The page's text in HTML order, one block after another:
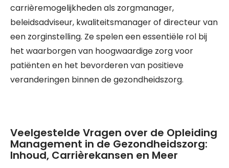
carrièremogelijkheden als zorgmanager,
beleidsadviseur, kwaliteitsmanager of directeur van
een zorginstelling. Ze spelen een essentiële rol bij
het waarborgen van hoogwaardige zorg voor
patiënten en het bevorderen van positieve
veranderingen binnen de gezondheidszorg.
Veelgestelde Vragen over de Opleiding
Management in de Gezondheidszorg:
Inhoud, Carrièrekansen en Meer